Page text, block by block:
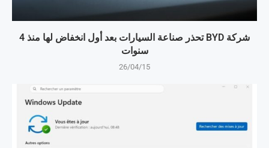
شركة BYD تحذر صناعة السيارات بعد أول انخفاض لها منذ 4
سنوات
26/04/15